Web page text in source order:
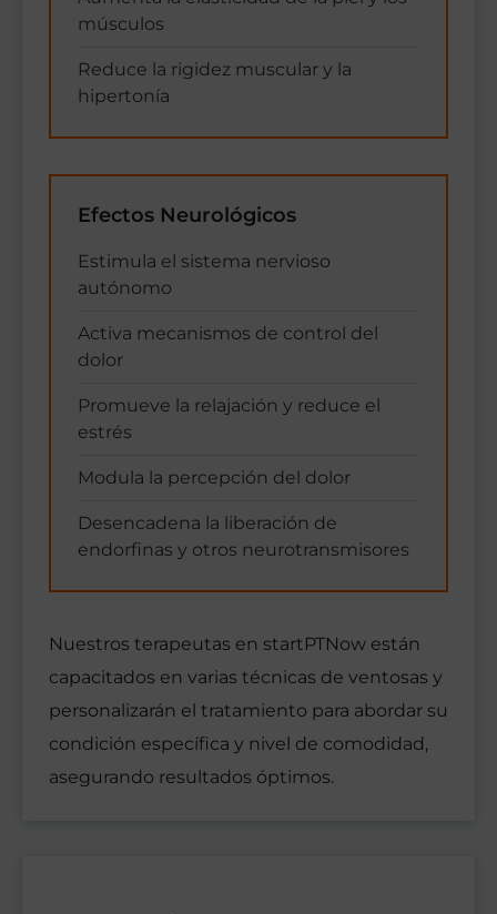
músculos
Reduce la rigidez muscular y la
hipertonía
Efectos Neurológicos
Estimula el sistema nervioso
autónomo
Activa mecanismos de control del
dolor
Promueve la relajación y reduce el
estrés
Modula la percepción del dolor
Desencadena la liberación de
endorfinas y otros neurotransmisores
Nuestros terapeutas en startPTNow están
capacitados en varias técnicas de ventosas y
personalizarán el tratamiento para abordar su
condición específica y nivel de comodidad,
asegurando resultados óptimos.